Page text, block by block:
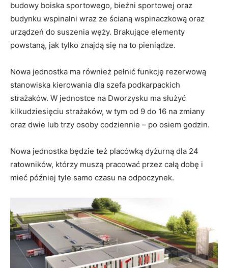
budowy boiska sportowego, bieżni sportowej oraz
budynku wspinalni wraz ze ścianą wspinaczkową oraz
urządzeń do suszenia węży. Brakujące elementy
powstaną, jak tylko znajdą się na to pieniądze.
Nowa jednostka ma również pełnić funkcję rezerwową
stanowiska kierowania dla szefa podkarpackich
strażaków. W jednostce na Dworzysku ma służyć
kilkudziesięciu strażaków, w tym od 9 do 16 na zmiany
oraz dwie lub trzy osoby codziennie – po osiem godzin.
Nowa jednostka będzie też placówką dyżurną dla 24
ratowników, którzy muszą pracować przez całą dobę i
mieć później tyle samo czasu na odpoczynek.